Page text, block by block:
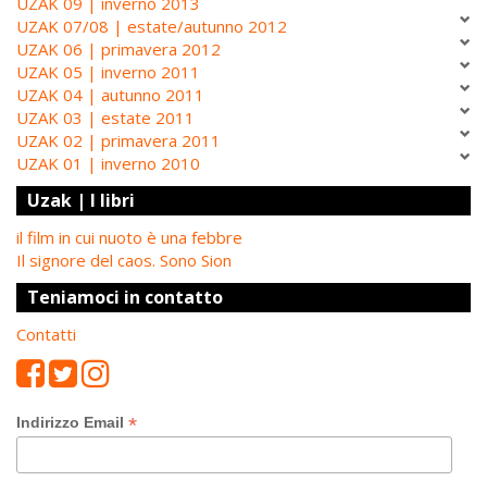
UZAK 07/08 | estate/autunno 2012
UZAK 06 | primavera 2012
UZAK 05 | inverno 2011
UZAK 04 | autunno 2011
UZAK 03 | estate 2011
UZAK 02 | primavera 2011
UZAK 01 | inverno 2010
Uzak | I libri
il film in cui nuoto è una febbre
Il signore del caos. Sono Sion
Teniamoci in contatto
Contatti
Indirizzo Email *